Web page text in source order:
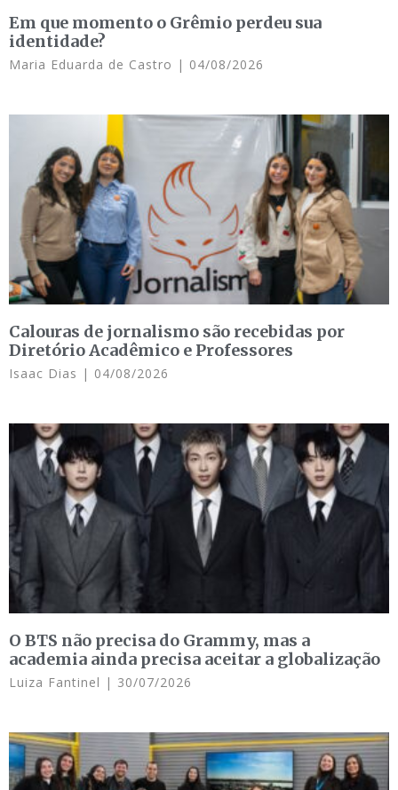
Em que momento o Grêmio perdeu sua
identidade?
Maria Eduarda de Castro 04/08/2026
Calouras de jornalismo são recebidas por
Diretório Acadêmico e Professores
Isaac Dias 04/08/2026
O BTS não precisa do Grammy, mas a
academia ainda precisa aceitar a globalização
Luiza Fantinel 30/07/2026